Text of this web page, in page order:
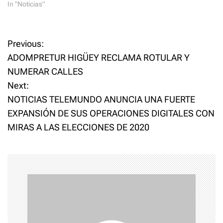
In "Noticias"
P
o
s
t
n
a
v
i
g
Previous:
ADOMPRETUR HIGÜEY RECLAMA ROTULAR Y
NUMERAR CALLES
Next:
NOTICIAS TELEMUNDO ANUNCIA UNA FUERTE
EXPANSIÓN DE SUS OPERACIONES DIGITALES CON
MIRAS A LAS ELECCIONES DE 2020